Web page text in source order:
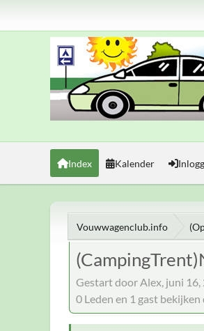
Index Kalender
Vouwwagenclub.info
Gestart door Alex, juni
0 Leden en 1 gast bekijken